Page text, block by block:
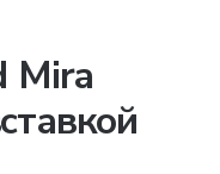
Mira